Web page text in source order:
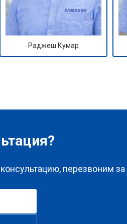
Раджеш Кумар
перезвоним